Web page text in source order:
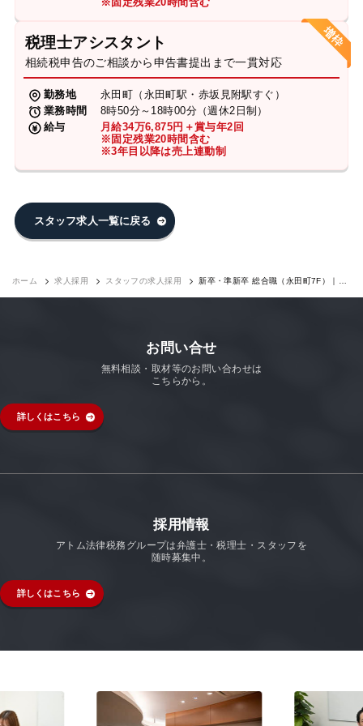
税理士アシスタント
相続税申告のご相談から申告書提出まで一貫対応
勤務地
永田町（永田町駅・赤坂見附駅すぐ）
業務時間
8時50分～18時00分（週休2日制）
給与
月給34万6,875円＋賞与年2回
※固定残業20時間含む
※3年目以降は売上連動制
スタッフ求人一覧に戻る
ホーム 求人採用 スタッフの求人採用
新卒・準新卒 総合職（永田町7F）｜求
お問い合せ
無料相談・取材等のお問い合わせは
こちらから。
詳しくはこちら
採用情報
アトム法律税務グループは弁護士・税理士・スタッフを
随時募集中。
詳しくはこちら